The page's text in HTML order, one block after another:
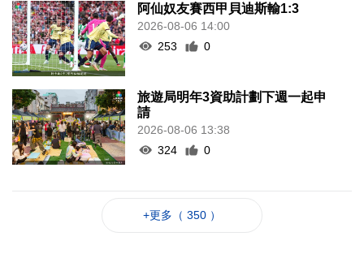
阿仙奴友賽西甲貝迪斯輸1:3
2026-08-06 14:00
253
0
旅遊局明年3資助計劃下週一起申
請
2026-08-06 13:38
324
0
+更多（ 350 ）